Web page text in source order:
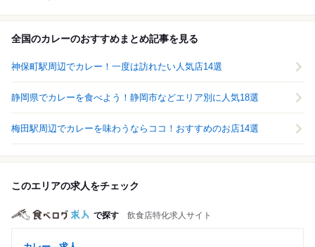
全国のカレーのおすすめまとめ記事を見る
神保町駅周辺でカレー！一度は訪れたい人気店14選
静岡県でカレーを食べよう！静岡市などエリア別に人気18選
梅田駅周辺でカレーを味わうならココ！おすすめのお店14選
このエリアの求人をチェック
で探す 飲食店特化求人サイト